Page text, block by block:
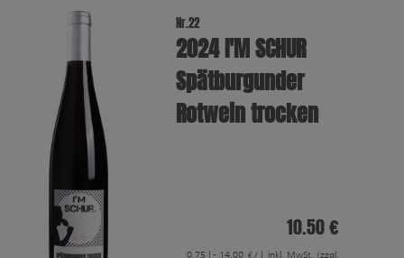
Nr.22
2024 I′M SCHUR
Spätburgunder
Rotwein trocken
10.50 €
0.75 l - 14.00 €/ l, inkl. MwSt. (zzgl.